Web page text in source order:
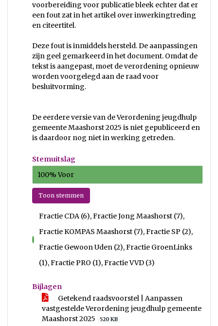
voorbereiding voor publicatie bleek echter dat er
een fout zat in het artikel over inwerkingtreding
en citeertitel.
Deze fout is inmiddels hersteld. De aanpassingen
zijn geel gemarkeerd in het document. Omdat de
tekst is aangepast, moet de verordening opnieuw
worden voorgelegd aan de raad voor
besluitvorming.
De eerdere versie van de Verordening jeugdhulp
gemeente Maashorst 2025 is niet gepubliceerd en
is daardoor nog niet in werking getreden.
Stemuitslag
100% Voor
Toon stemmen
voor
Fractie CDA (6), Fractie Jong Maashorst (7),
Fractie KOMPAS Maashorst (7), Fractie SP (2),
Fractie Gewoon Uden (2), Fractie GroenLinks
(1), Fractie PRO (1), Fractie VVD (3)
Bijlagen
Getekend raadsvoorstel | Aanpassen
vastgestelde Verordening jeugdhulp gemeente
Maashorst 2025
520 KB